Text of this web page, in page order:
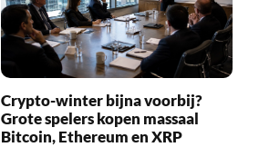
Crypto-winter bijna voorbij?
Grote spelers kopen massaal
Bitcoin, Ethereum en XRP